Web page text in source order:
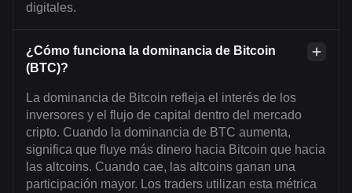
digitales.
¿Cómo funciona la dominancia de Bitcoin
(BTC)?
La dominancia de Bitcoin refleja el interés de los
inversores y el flujo de capital dentro del mercado
cripto. Cuando la dominancia de BTC aumenta,
significa que fluye más dinero hacia Bitcoin que hacia
las altcoins. Cuando cae, las altcoins ganan una
participación mayor. Los traders utilizan esta métrica